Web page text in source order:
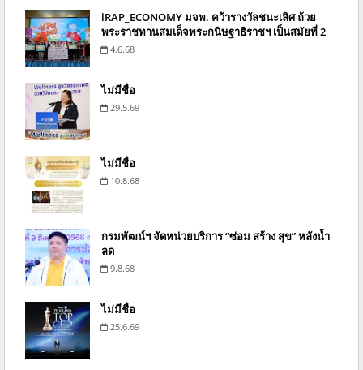
iRAP_ECONOMY มจพ. คว้ารางวัลชนะเลิศ ถ้วย
พระราชทานสมเด็จพระกนิษฐาธิราชฯ เป็นสมัยที่ 2
4.6.68
ไม่มีชื่อ
29.5.69
ไม่มีชื่อ
10.8.68
กรมพัฒน์ฯ จัดหน่วยบริการ “ซ่อม สร้าง สุข” หลังน้ำ
ลด
9.8.68
ไม่มีชื่อ
25.6.69